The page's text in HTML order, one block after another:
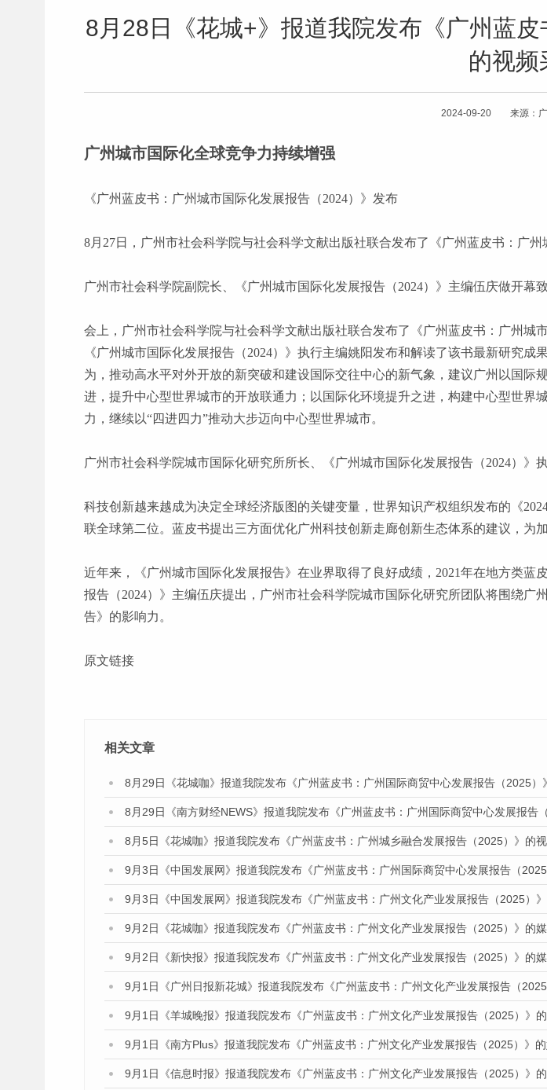
8月28日《花城+》报道我院发布《广州蓝
的视频
2024-09-20 来源：广
广州城市国际化全球竞争力持续增强
《广州蓝皮书：广州城市国际化发展报告（2024）》发布
8月27日，广州市社会科学院与社会科学文献出版社联合发布了《广州蓝皮书：广州
广州市社会科学院副院长、《广州城市国际化发展报告（2024）》主编伍庆做开幕
会上，广州市社会科学院与社会科学文献出版社联合发布了《广州蓝皮书：广州城
《广州城市国际化发展报告（2024）》执行主编姚阳发布和解读了该书最新研究
为，推动高水平对外开放的新突破和建设国际交往中心的新气象，建议广州以国
进，提升中心型世界城市的开放联通力；以国际化环境提升之进，构建中心型世
力，继续以“四进四力”推动大步迈向中心型世界城市。
广州市社会科学院城市国际化研究所所长、《广州城市国际化发展报告（2024）》
科技创新越来越成为决定全球经济版图的关键变量，世界知识产权组织发布的《
联全球第二位。蓝皮书提出三方面优化广州科技创新走廊创新生态体系的建议，为
近年来，《广州城市国际化发展报告》在业界取得了良好成绩， 2021年在地方类蓝
报告（2024）》主编伍庆提出，广州市社会科学院城市国际化研究所团队将围绕
告》的影响力。
原文链接
相关文章
8月29日《花城咖》报道我院发布《广州蓝皮书：广州国际商贸中心发展报告（2025）
8月29日《南方财经NEWS》报道我院发布《广州蓝皮书：广州国际商贸中心发展报告
8月5日《花城咖》报道我院发布《广州蓝皮书：广州城乡融合发展报告（2025）》的
9月3日《中国发展网》报道我院发布《广州蓝皮书：广州国际商贸中心发展报告（
9月3日《中国发展网》报道我院发布《广州蓝皮书：广州文化产业发展报告（2025）
9月2日《花城咖》报道我院发布《广州蓝皮书：广州文化产业发展报告（2025）》的
9月2日《新快报》报道我院发布《广州蓝皮书：广州文化产业发展报告（2025）》的
9月1日《广州日报新花城》报道我院发布《广州蓝皮书：广州文化产业发展报告（
9月1日《羊城晚报》报道我院发布《广州蓝皮书：广州文化产业发展报告（2025）》
9月1日《南方Plus》报道我院发布《广州蓝皮书：广州文化产业发展报告（2025）》
9月1日《信息时报》报道我院发布《广州蓝皮书：广州文化产业发展报告（2025）》